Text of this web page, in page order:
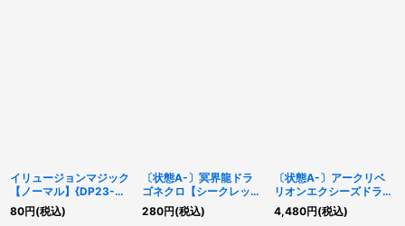
イリュージョンマジック
【ノーマル】{DP23-
JP010}《魔法》
80円(税込)
〔状態A-〕冥界龍ドラ
ゴネクロ【シークレッ
ト】{PP16-JP006}《融
合》
280円(税込)
〔状態A-〕アークリベ
リオンエクシーズドラゴ
ン【プリズマティックシ
ークレット】{PHRA-
4,480円(税込)